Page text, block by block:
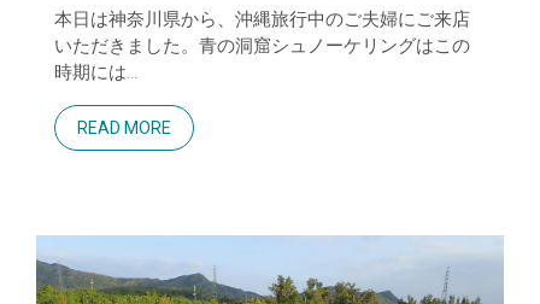
本日は神奈川県から、沖縄旅行中のご夫婦にご来店
いただきました。青の洞窟シュノーケリングはこの
時期には…
READ MORE